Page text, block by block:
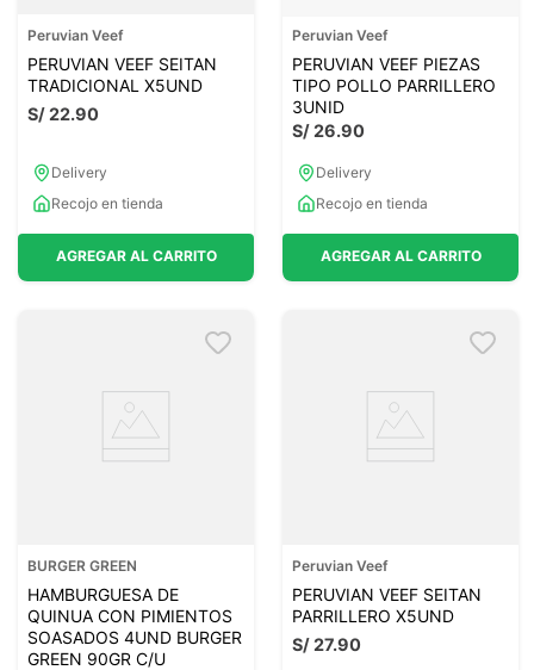
Peruvian Veef
PERUVIAN VEEF SEITAN
TRADICIONAL X5UND
S/22.90
Delivery
Recojo en tienda
AGREGAR AL CARRITO
Peruvian Veef
PERUVIAN VEEF PIEZAS
TIPO POLLO PARRILLERO
3UNID
S/26.90
Delivery
Recojo en tienda
AGREGAR AL CARRITO
BURGER GREEN
HAMBURGUESA DE
QUINUA CON PIMIENTOS
SOASADOS 4UND BURGER
GREEN 90GR C/U
Peruvian Veef
PERUVIAN VEEF SEITAN
PARRILLERO X5UND
S/27.90